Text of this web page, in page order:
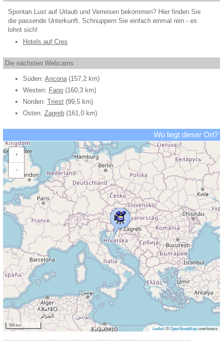
Spontan Lust auf Urlaub und Verreisen bekommen? Hier finden Sie
die passende Unterkunft. Schnuppern Sie einfach einmal rein - es
lohnt sich!
Hotels auf Cres
Die nächsten Webcams
Süden: Ancona (157,2 km)
Westen: Fano (160,3 km)
Norden: Triest (99,5 km)
Osten: Zagreb (161,0 km)
Wo liegt dieser Ort?
+
−
500 km
Leaflet © OpenStreetMap contributors